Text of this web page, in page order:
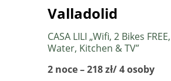
Valladolid
CASA LILI „Wifi, 2 Bikes
Water, Kitchen & TV”
2 noce – 218 zł/ 4 osoby